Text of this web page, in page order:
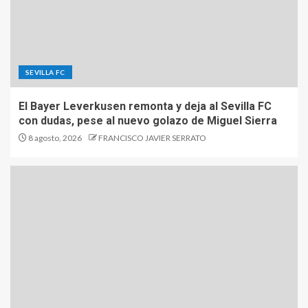
SEVILLA FC
El Bayer Leverkusen remonta y deja al Sevilla FC
con dudas, pese al nuevo golazo de Miguel Sierra
8 agosto, 2026 FRANCISCO JAVIER SERRATO